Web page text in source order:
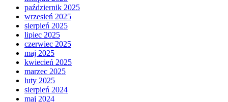
październik 2025
wrzesień 2025
sierpień 2025
lipiec 2025
czerwiec 2025
maj 2025
kwiecień 2025
marzec 2025
luty 2025
sierpień 2024
maj 2024